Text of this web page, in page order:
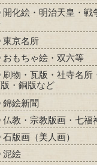
化絵・明治天皇・戦
京名所
もちゃ絵・双六等
物・瓦版・社寺名所
・銅版など
絵新聞
教・宗教版画・七福
版画（美人画）
絵